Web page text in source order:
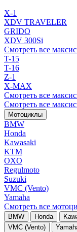
X-1
XDV TRAVELER
GRIDO
XDV 300Si
Смотреть все
T-15
T-16
Z-1
X-MAX
Смотреть все
Смотреть все
Мотоциклы
BMW
Honda
Kawasaki
KTM
OXO
Regulmoto
Suzuki
VMC (Vento)
Yamaha
Смотреть все
BMW Honda
VMC (Vento)